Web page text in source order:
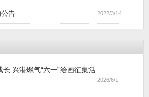
告 2022/3/14
兴港燃气“六一”绘画征集活
2026/6/1